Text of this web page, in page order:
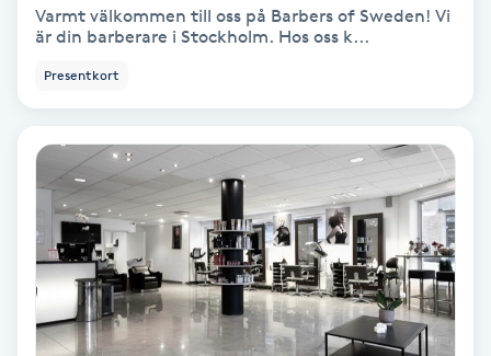
Pensionärklippning
Permanent
Permanent ögonbrynsmakeup
Personal shopper
Personlig tränare
Varmt välkommen till oss på Barbers of Sweden! Vi
är din barberare i Stockholm. Hos oss k...
Presentkort